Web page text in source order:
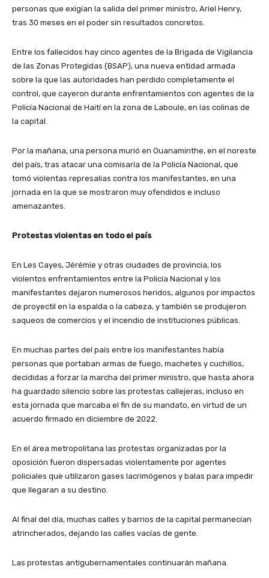
personas que exigían la salida del primer ministro, Ariel Henry,
tras 30 meses en el poder sin resultados concretos.
Entre los fallecidos hay cinco agentes de la Brigada de Vigilancia
de las Zonas Protegidas (BSAP), una nueva entidad armada
sobre la que las autoridades han perdido completamente el
control, que cayeron durante enfrentamientos con agentes de la
Policía Nacional de Haití en la zona de Laboule, en las colinas de
la capital.
Por la mañana, una persona murió en Ouanaminthe, en el noreste
del país, tras atacar una comisaría de la Policía Nacional, que
tomó violentas represalias contra los manifestantes, en una
jornada en la que se mostraron muy ofendidos e incluso
amenazantes.
Protestas violentas en todo el país
En Les Cayes, Jérémie y otras ciudades de provincia, los
violentos enfrentamientos entre la Policía Nacional y los
manifestantes dejaron numerosos heridos, algunos por impactos
de proyectil en la espalda o la cabeza, y también se produjeron
saqueos de comercios y el incendio de instituciones públicas.
En muchas partes del país entre los manifestantes había
personas que portaban armas de fuego, machetes y cuchillos,
decididas a forzar la marcha del primer ministro, que hasta ahora
ha guardado silencio sobre las protestas callejeras, incluso en
esta jornada que marcaba el fin de su mandato, en virtud de un
acuerdo firmado en diciembre de 2022.
En el área metropolitana las protestas organizadas por la
oposición fueron dispersadas violentamente por agentes
policiales que utilizaron gases lacrimógenos y balas para impedir
que llegaran a su destino.
Al final del día, muchas calles y barrios de la capital permanecían
atrincherados, dejando las calles vacías de gente.
Las protestas antigubernamentales continuarán mañana.